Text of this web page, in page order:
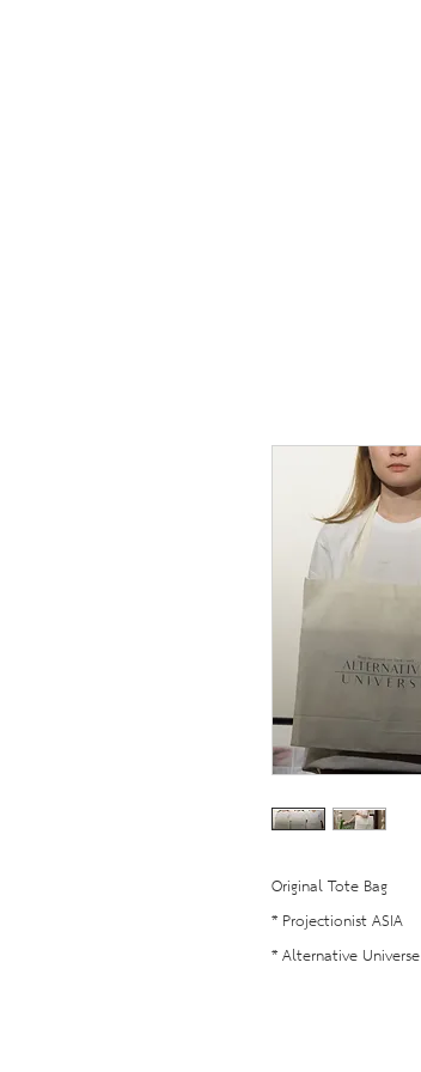
Original Tote Bag
* Projectionist ASIA
* Alternative Universe